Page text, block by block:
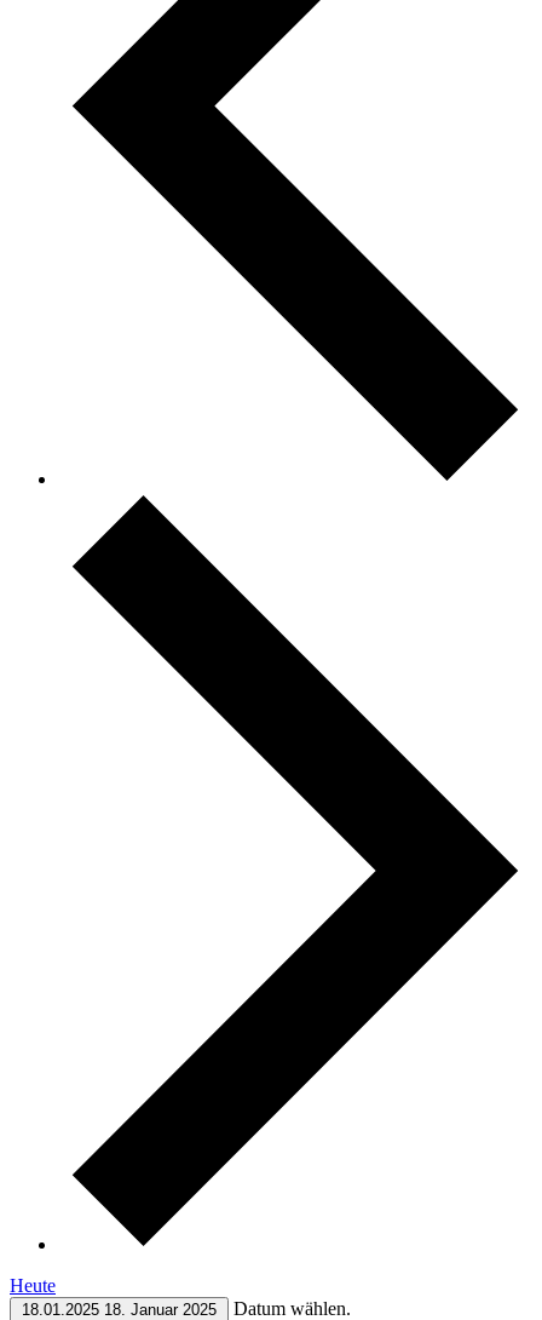
Heute
18.01.2025 18. Januar 2025 Datum wählen.